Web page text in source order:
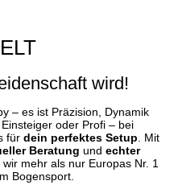
wird!
– es ist Präzision, Dynamik
oder Profi – bei
für dein perfektes Setup. Mit
Beratung und echter
mehr als nur Europas Nr. 1
Bogensport.